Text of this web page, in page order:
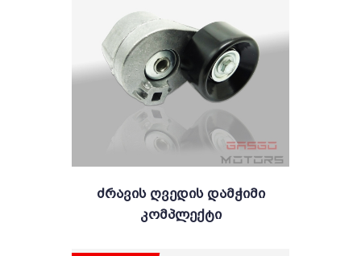
Ძრავის Ღვედის Დამჭიმი
Კომპლექტი